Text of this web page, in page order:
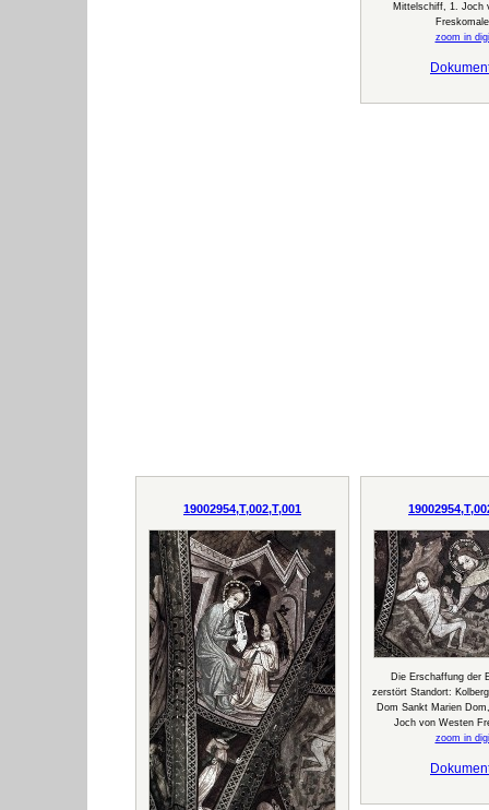
Mittelschiff, 1. Joch
zoom in
19002954,T,002,T,001
Die Erschaffung der
zerstört Standort:
Dom Sankt Marien
Joch von Westen
zoom in